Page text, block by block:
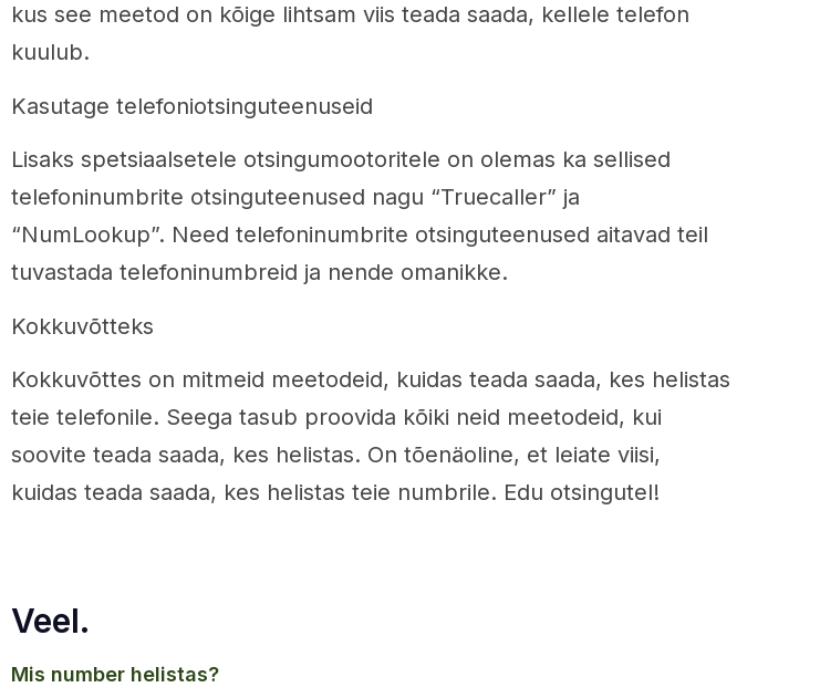
kus see meetod on kõige lihtsam viis teada saada, kellele telefon
kuulub.
Kasutage telefoniotsinguteenuseid
Lisaks spetsiaalsetele otsingumootoritele on olemas ka sellised
telefoninumbrite otsinguteenused nagu “Truecaller” ja
“NumLookup”. Need telefoninumbrite otsinguteenused aitavad teil
tuvastada telefoninumbreid ja nende omanikke.
Kokkuvõtteks
Kokkuvõttes on mitmeid meetodeid, kuidas teada saada, kes helistas
teie telefonile. Seega tasub proovida kõiki neid meetodeid, kui
soovite teada saada, kes helistas. On tõenäoline, et leiate viisi,
kuidas teada saada, kes helistas teie numbrile. Edu otsingutel!
Veel.
mis number helistas?